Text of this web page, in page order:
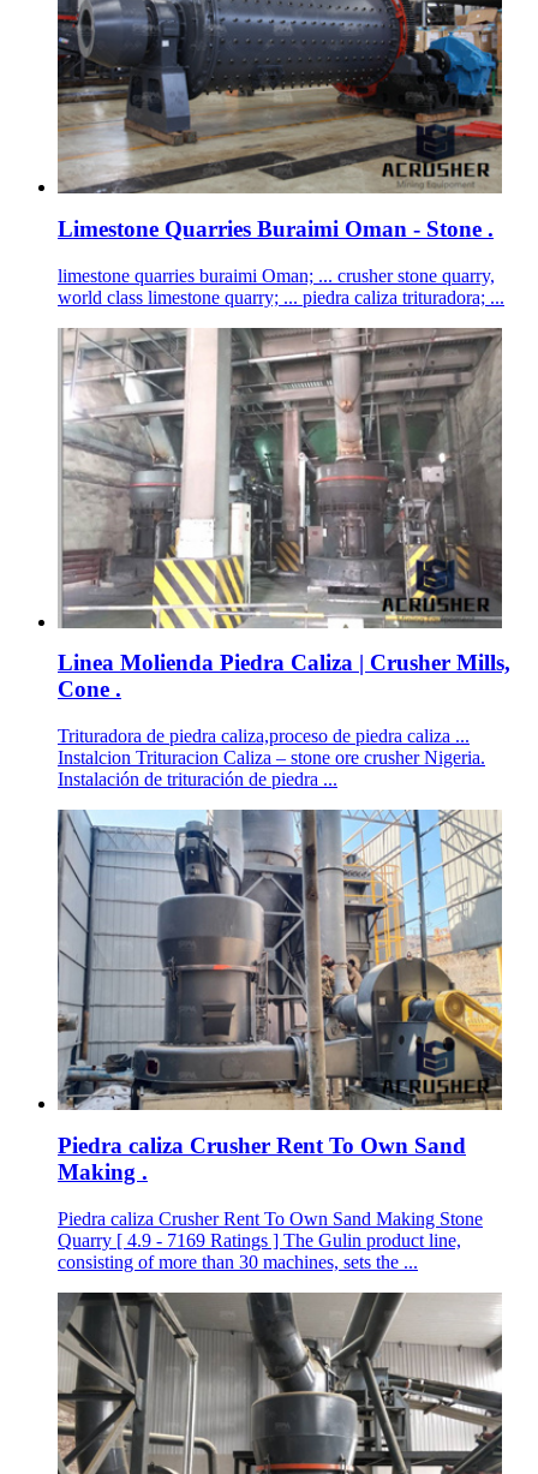
Limestone Quarries Buraimi Oman - Stone .
limestone quarries buraimi Oman; ... crusher stone quarry,
world class limestone quarry; ... piedra caliza trituradora; ...
Linea Molienda Piedra Caliza | Crusher Mills,
Cone .
Trituradora de piedra caliza,proceso de piedra caliza ...
Instalcion Trituracion Caliza – stone ore crusher Nigeria.
Instalación de trituración de piedra ...
Piedra caliza Crusher Rent To Own Sand
Making .
Piedra caliza Crusher Rent To Own Sand Making Stone
Quarry [ 4.9 - 7169 Ratings ] The Gulin product line,
consisting of more than 30 machines, sets the ...